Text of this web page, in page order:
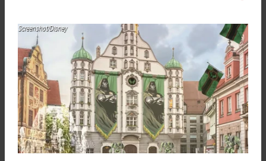
Screenshot/Disney